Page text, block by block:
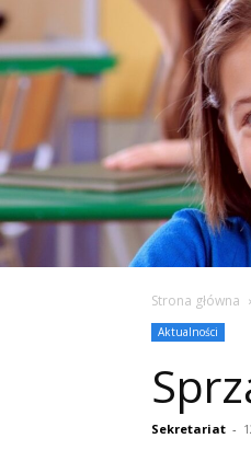
Strona główna
Aktualności
Sekretariat -